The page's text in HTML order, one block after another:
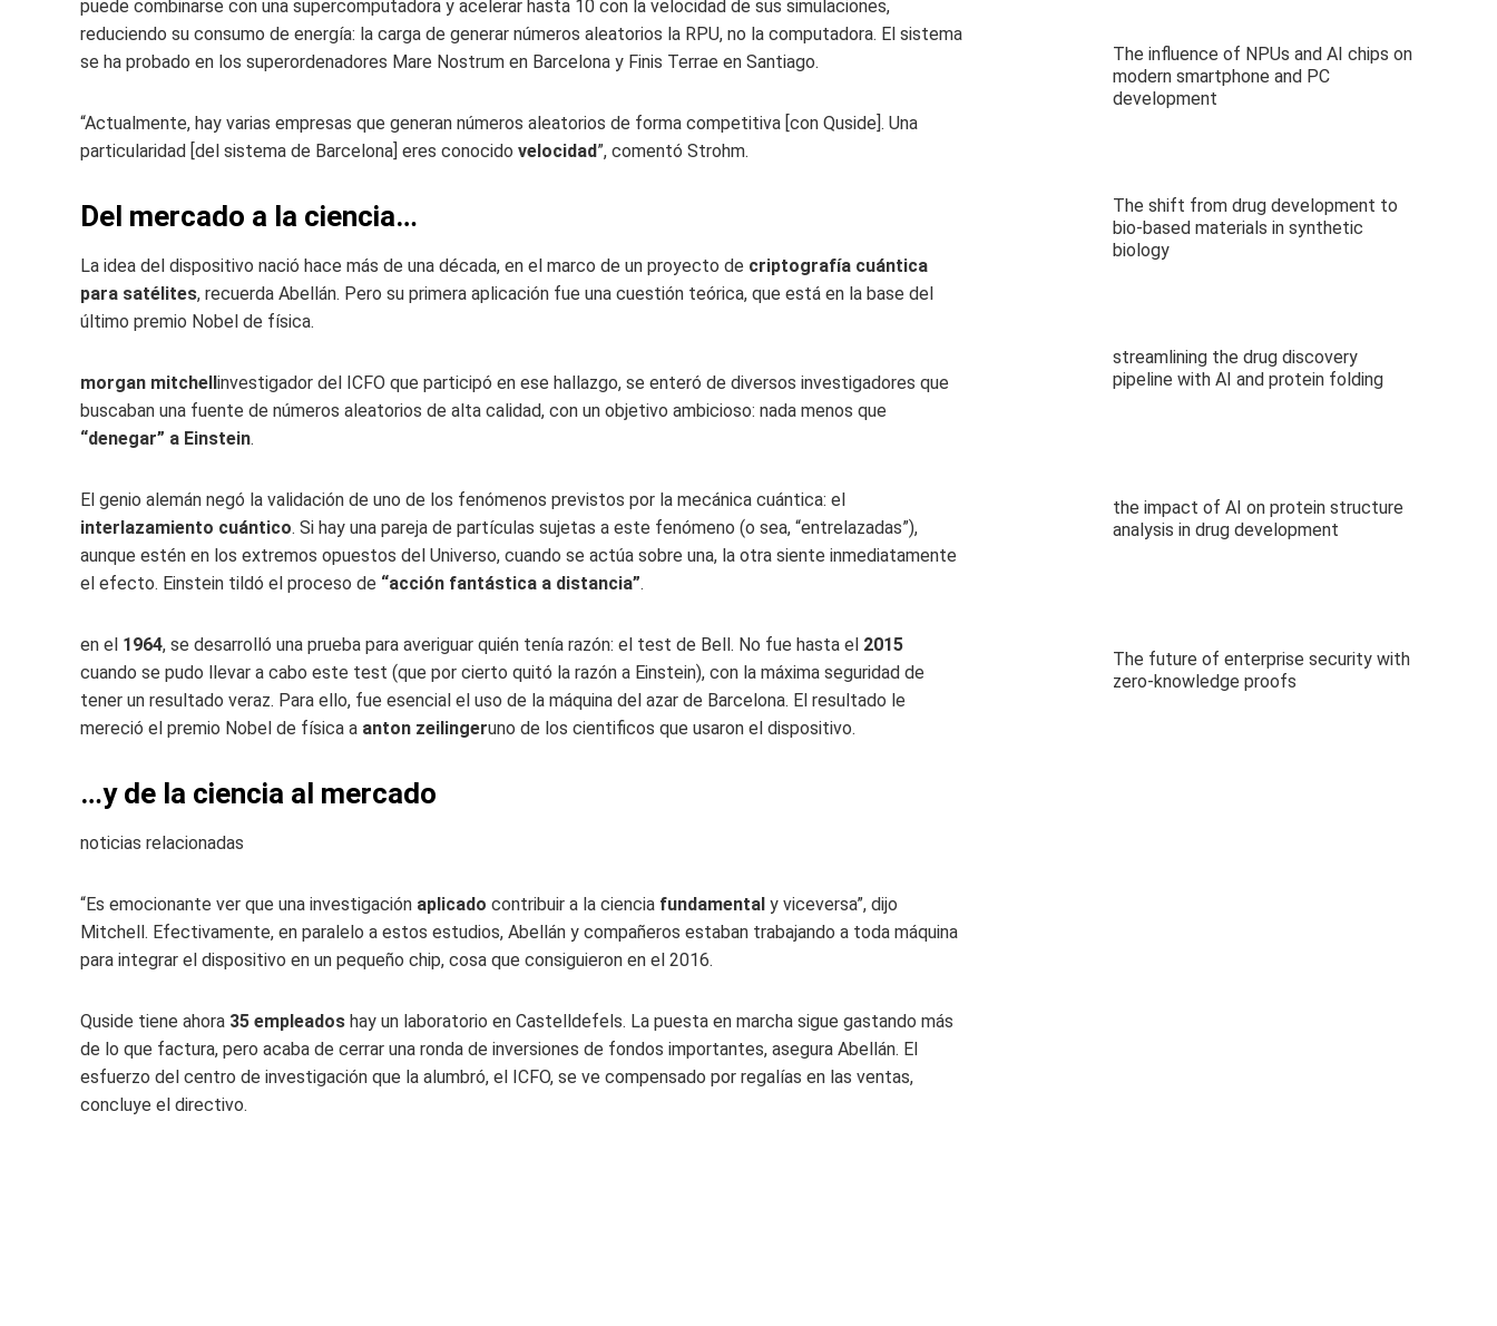
puede combinarse con una supercomputadora y acelerar hasta 10 con la velocidad de sus simulaciones,
reduciendo su consumo de energía: la carga de generar números aleatorios la RPU, no la computadora. El sistema
se ha probado en los superordenadores Mare Nostrum en Barcelona y Finis Terrae en Santiago.
“Actualmente, hay varias empresas que generan números aleatorios de forma competitiva [con Quside]. Una
particularidad [del sistema de Barcelona] eres conocido velocidad”, comentó Strohm.
Del mercado a la ciencia…
La idea del dispositivo nació hace más de una década, en el marco de un proyecto de criptografía cuántica
para satélites, recuerda Abellán. Pero su primera aplicación fue una cuestión teórica, que está en la base del
último premio Nobel de física.
morgan mitchellinvestigador del ICFO que participó en ese hallazgo, se enteró de diversos investigadores que
buscaban una fuente de números aleatorios de alta calidad, con un objetivo ambicioso: nada menos que
“denegar” a Einstein.
El genio alemán negó la validación de uno de los fenómenos previstos por la mecánica cuántica: el
interlazamiento cuántico. Si hay una pareja de partículas sujetas a este fenómeno (o sea, “entrelazadas”),
aunque estén en los extremos opuestos del Universo, cuando se actúa sobre una, la otra siente inmediatamente
el efecto. Einstein tildó el proceso de “acción fantástica a distancia”.
en el 1964, se desarrolló una prueba para averiguar quién tenía razón: el test de Bell. No fue hasta el 2015
cuando se pudo llevar a cabo este test (que por cierto quitó la razón a Einstein), con la máxima seguridad de
tener un resultado veraz. Para ello, fue esencial el uso de la máquina del azar de Barcelona. El resultado le
mereció el premio Nobel de física a anton zeilingeruno de los cientificos que usaron el dispositivo.
…y de la ciencia al mercado
noticias relacionadas
“Es emocionante ver que una investigación aplicado contribuir a la ciencia fundamental y viceversa”, dijo
Mitchell. Efectivamente, en paralelo a estos estudios, Abellán y compañeros estaban trabajando a toda máquina
para integrar el dispositivo en un pequeño chip, cosa que consiguieron en el 2016.
Quside tiene ahora 35 empleados hay un laboratorio en Castelldefels. La puesta en marcha sigue gastando más
de lo que factura, pero acaba de cerrar una ronda de inversiones de fondos importantes, asegura Abellán. El
esfuerzo del centro de investigación que la alumbró, el ICFO, se ve compensado por regalías en las ventas,
concluye el directivo.
The influence of NPUs and AI chips on
modern smartphone and PC
development
The shift from drug development to
bio-based materials in synthetic
biology
streamlining the drug discovery
pipeline with AI and protein folding
the impact of AI on protein structure
analysis in drug development
The future of enterprise security with
zero-knowledge proofs